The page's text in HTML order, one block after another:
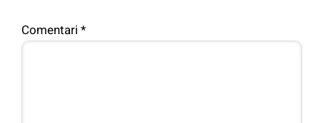
Comentari *